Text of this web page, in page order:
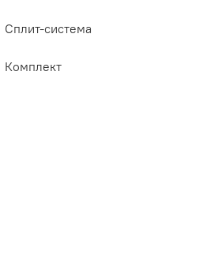
Сплит-система
Комплект